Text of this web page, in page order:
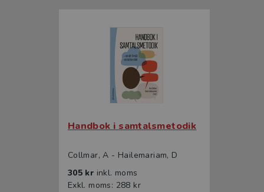
Handbok i samtalsmetodik
Collmar, A - Hailemariam, D
305 kr inkl. moms
Exkl. moms: 288 kr